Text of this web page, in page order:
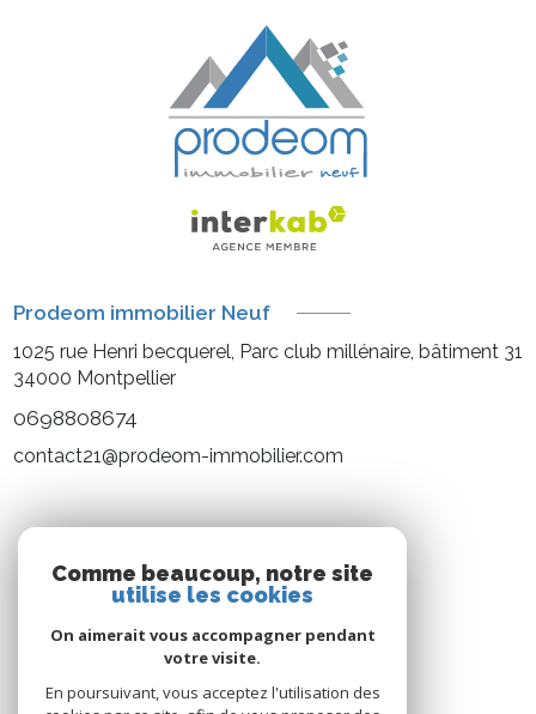
Prodeom immobilier Neuf
1025 rue Henri becquerel, Parc club millénaire, bâtiment 31
34000 Montpellier
0698808674
contact21@prodeom-immobilier.com
Nous suivre
Comme beaucoup, notre site
utilise les cookies
On aimerait vous accompagner pendant
votre visite.
En poursuivant, vous acceptez l'utilisation des